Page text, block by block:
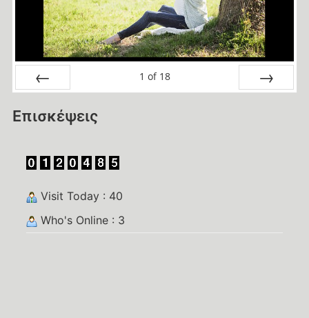
1 of 18
Επισκέψεις
Visit Today : 40
Who's Online : 3